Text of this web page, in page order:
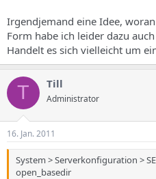
Irgendjemand eine Idee,
Form habe ich leider dazu
Handelt es sich vielleicht um
T Till
Administrator
16. Jan. 2011
System > Serverkonfiguration >
open_basedir